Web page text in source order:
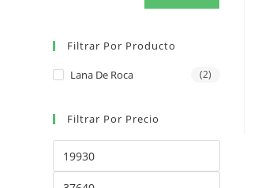
Filtrar Por Producto
Lana De Roca (2)
Filtrar Por Precio
mínimo